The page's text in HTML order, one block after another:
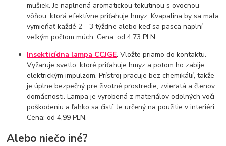
mušiek. Je naplnená aromatickou tekutinou s ovocnou
vôňou, ktorá efektívne priťahuje hmyz. Kvapalina by sa mala
vymieňať každé 2 - 3 týždne alebo keď sa pasca naplní
veľkým počtom múch. Cena: od 4,73 PLN.
Insekticídna lampa CCJGE. Vložte priamo do kontaktu.
Vyžaruje svetlo, ktoré priťahuje hmyz a potom ho zabije
elektrickým impulzom. Prístroj pracuje bez chemikálií, takže
je úplne bezpečný pre životné prostredie, zvieratá a členov
domácnosti. Lampa je vyrobená z materiálov odolných voči
poškodeniu a ľahko sa čistí. Je určený na použitie v interiéri.
Cena: od 4,99 PLN.
Alebo niečo iné?